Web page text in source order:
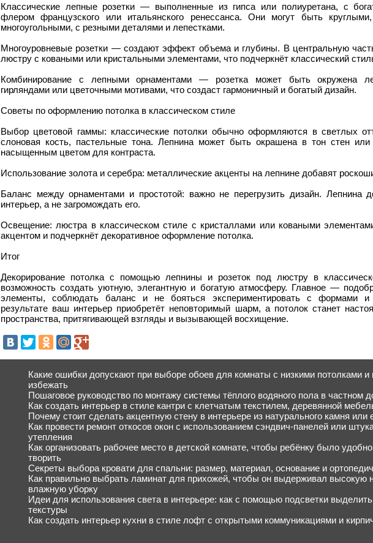
Классические лепные розетки — выполненные из гипса или полиуретана, с
флером французского или итальянского ренессанса. Они могут быть
многоугольными, с резными деталями и лепестками.
Многоуровневые розетки — создают эффект объема и глубины. В центральную
люстру с коваными или кристальными элементами, что подчеркнёт классический
Комбинирование с лепными орнаментами — розетка может быть окружена
гирляндами или цветочными мотивами, что создаст гармоничный и богатый дизайн.
Советы по оформлению потолка в классическом стиле
Выбор цветовой гаммы: классические потолки обычно оформляются в светлых
слоновая кость, пастельные тона. Лепнина может быть окрашена в тон стен
насыщенным цветом для контраста.
Использование золота и серебра: металлические акценты на лепнине добавят
Баланс между орнаментами и простотой: важно не перегрузить дизайн. Лепнина
интерьер, а не загромождать его.
Освещение: люстра в классическом стиле с кристаллами или коваными
акцентом и подчеркнёт декоративное оформление потолка.
Итог
Декорирование потолка с помощью лепнины и розеток под люстру в
возможность создать уютную, элегантную и богатую атмосферу. Главное —
элементы, соблюдать баланс и не бояться экспериментировать с формами
результате ваш интерьер приобретёт неповторимый шарм, а потолок станет
пространства, притягивающей взгляды и вызывающей восхищение.
Какие ошибки допускают при выборе обоев для комнаты с низкими потолками и
избежать
Пошаговое руководство по монтажу системы тёплого водяного пола в частном
Как создать интерьер в стиле кантри с клетчатым текстилем, деревянной
Почему стоит сделать акцентную стену в интерьере из натурального камня или
Как провести ремонт откосов окон с использованием сэндвич-панелей или
утепления
Как организовать рабочее место в детской комнате, чтобы ребёнку было
творить
Секреты выбора кровати для спальни: размер, материал, основание и
Как правильно выбрать ламинат для прихожей, чтобы он выдерживал высокую
влажную уборку
Идеи для использования света в интерьере: как с помощью подсветки
текстуры
Как создать интерьер кухни в стиле лофт с открытыми коммуникациями и